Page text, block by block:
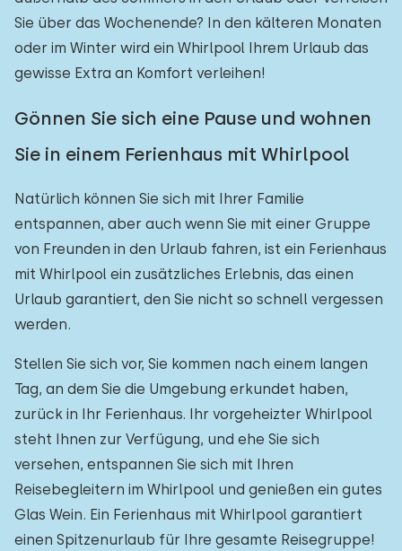
Freibad 1
Kinderanimation
Zugänglichkeit
Eingeschränkte Mobilität
Rollstuhlgerecht
Hilfsmittel
Sie über das Wochenende? In den kälteren Monaten
oder im Winter wird ein Whirlpool Ihrem Urlaub das
gewisse Extra an Komfort verleihen!
Gönnen Sie sich eine Pause und wohnen
Sie in einem Ferienhaus mit Whirlpool
Natürlich können Sie sich mit Ihrer Familie
entspannen, aber auch wenn Sie mit einer Gruppe
von Freunden in den Urlaub fahren, ist ein Ferienhaus
mit Whirlpool ein zusätzliches Erlebnis, das einen
Urlaub garantiert, den Sie nicht so schnell vergessen
werden.
Stellen Sie sich vor, Sie kommen nach einem langen
Tag, an dem Sie die Umgebung erkundet haben,
zurück in Ihr Ferienhaus. Ihr vorgeheizter Whirlpool
steht Ihnen zur Verfügung, und ehe Sie sich
versehen, entspannen Sie sich mit Ihren
Reisebegleitern im Whirlpool und genießen ein gutes
Glas Wein. Ein Ferienhaus mit Whirlpool garantiert
einen Spitzenurlaub für Ihre gesamte Reisegruppe!